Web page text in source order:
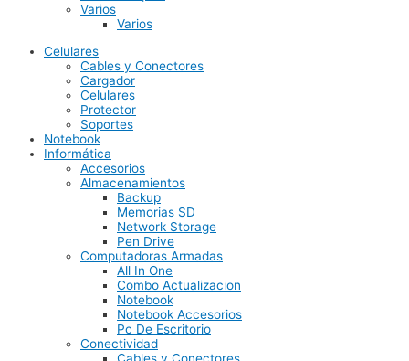
Varios
Varios
Celulares
Cables y Conectores
Cargador
Celulares
Protector
Soportes
Notebook
Informática
Accesorios
Almacenamientos
Backup
Memorias SD
Network Storage
Pen Drive
Computadoras Armadas
All In One
Combo Actualizacion
Notebook
Notebook Accesorios
Pc De Escritorio
Conectividad